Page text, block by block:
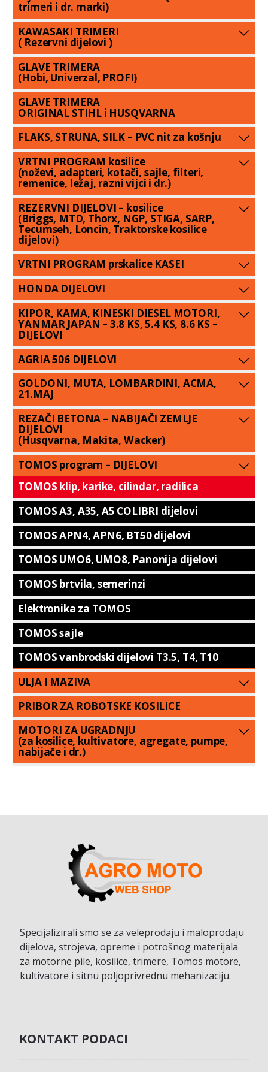
trimeri i dr. marki)
KAWASAKI TRIMERI
( Rezervni dijelovi )
GLAVE TRIMERA
(Hobi, Univerzal, PROFI)
GLAVE TRIMERA
ORIGINAL STIHL i HUSQVARNA
FLAKS, STRUNA, SILK – PVC nit za košnju
VRTNI PROGRAM kosilice
(noževi, adapteri, kotači, sajle, filteri,
remenice, ležaj, razni vijci i dr.)
REZERVNI DIJELOVI – kosilice
(Briggs, MTD, Thorx, NGP, STIGA, SARP,
Tecumseh, Loncin, Traktorske kosilice
dijelovi)
VRTNI PROGRAM prskalice KASEI
HONDA DIJELOVI
KIPOR, KAMA, KINESKI DIESEL MOTORI,
YANMAR JAPAN – 3.8 KS, 5.4 KS, 8.6 KS –
DIJELOVI
AGRIA 506 DIJELOVI
GOLDONI, MUTA, LOMBARDINI, ACMA,
21.MAJ
REZAČI BETONA – NABIJAČI ZEMLJE
DIJELOVI
(Husqvarna, Makita, Wacker)
TOMOS program – DIJELOVI
TOMOS klip, karike, cilindar, radilica
TOMOS A3, A35, A5 COLIBRI dijelovi
TOMOS APN4, APN6, BT50 dijelovi
TOMOS UMO6, UMO8, Panonija dijelovi
TOMOS brtvila, semerinzi
Elektronika za TOMOS
TOMOS sajle
TOMOS vanbrodski dijelovi T3.5, T4, T10
ULJA I MAZIVA
PRIBOR ZA ROBOTSKE KOSILICE
MOTORI ZA UGRADNJU
(za kosilice, kultivatore, agregate, pumpe,
nabijače i dr.)
Specijalizirali smo se za veleprodaju i maloprodaju
dijelova, strojeva, opreme i potrošnog materijala
za motorne pile, kosilice, trimere, Tomos motore,
kultivatore i sitnu poljoprivrednu mehanizaciju.
KONTAKT PODACI